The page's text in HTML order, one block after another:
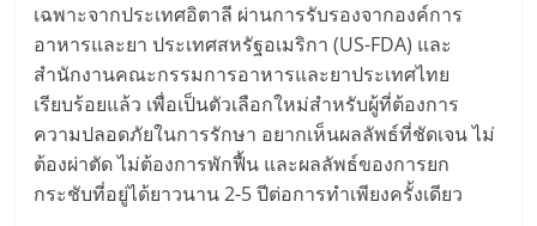
เฉพาะจากประเทศอิตาลี ผ่านการรับรองจากองค์การ
อาหารและยา ประเทศสหรัฐอเมริกา (US-FDA) และ
สำนักงานคณะกรรมการอาหารและยาประเทศไทย
เรียบร้อยแล้ว เพื่อเป็นตัวเลือกใหม่สำหรับผู้ที่ต้องการ
ความปลอดภัยในการรักษา อยากเห็นผลลัพธ์ที่ชัดเจน ไม่
ต้องผ่าตัด ไม่ต้องการพักฟื้น และผลลัพธ์ของการยก
กระชับที่อยู่ได้ยาวนาน 2-5 ปีต่อการทำเพียงครั้งเดียว